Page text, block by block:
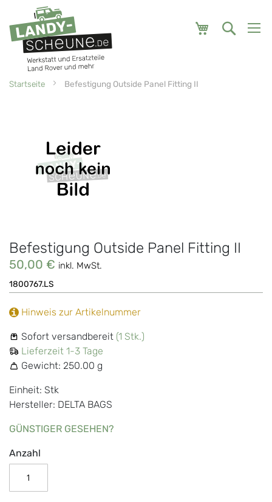
Mein
Startseite Befestigung Outside Panel Fitting II
Bildgalerie
springen
Befestigung Outside Panel Fitting II
50,00 € inkl. MwSt.
1800767.LS
Sofort versandbereit (1 Stk.)
Lieferzeit 1-3 Tage
Gewicht: 250.00 g
Einheit: Stk
Hersteller: DELTA BAGS
GÜNSTIGER GESEHEN?
Hinweis zur Artikelnummer
Anzahl